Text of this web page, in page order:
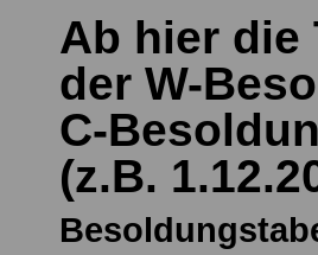
Ab hier die
der W-
C-
(z.B.